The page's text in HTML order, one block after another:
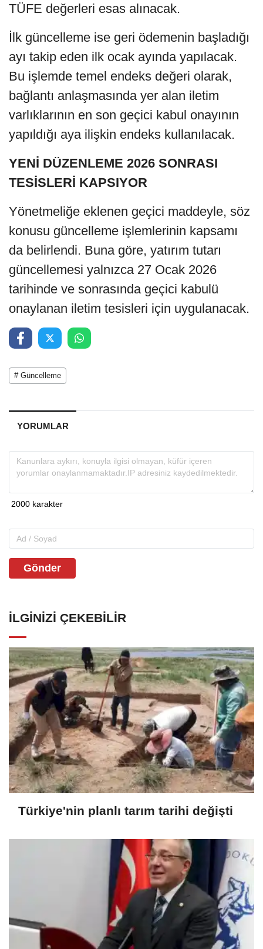
TÜFE değerleri esas alınacak.
İlk güncelleme ise geri ödemenin başladığı
ayı takip eden ilk ocak ayında yapılacak.
Bu işlemde temel endeks değeri olarak,
bağlantı anlaşmasında yer alan iletim
varlıklarının en son geçici kabul onayının
yapıldığı aya ilişkin endeks kullanılacak.
YENİ DÜZENLEME 2026 SONRASI
TESİSLERİ KAPSIYOR
Yönetmeliğe eklenen geçici maddeyle, söz
konusu güncelleme işlemlerinin kapsamı
da belirlendi. Buna göre, yatırım tutarı
güncellemesi yalnızca 27 Ocak 2026
tarihinde ve sonrasında geçici kabulü
onaylanan iletim tesisleri için uygulanacak.
# Güncelleme
YORUMLAR
Gönder
İLGINIZI ÇEKEBILIR
Türkiye'nin planlı tarım tarihi değişti